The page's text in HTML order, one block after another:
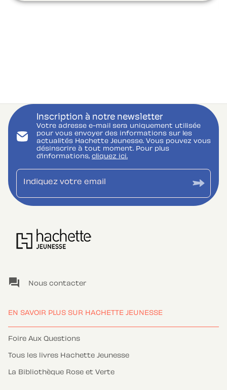
Inscription à notre newsletter
Votre adresse e-mail sera uniquement utilisée
pour vous envoyer des informations sur les
actualités Hachette Jeunesse. Vous pouvez vous
désinscrire à tout moment. Pour plus
d’informations, cliquez ici.
Indiquez votre email
question_answer Nous contacter
EN SAVOIR PLUS SUR HACHETTE JEUNESSE
Foire Aux Questions
Tous les livres Hachette Jeunesse
La Bibliothèque Rose et Verte